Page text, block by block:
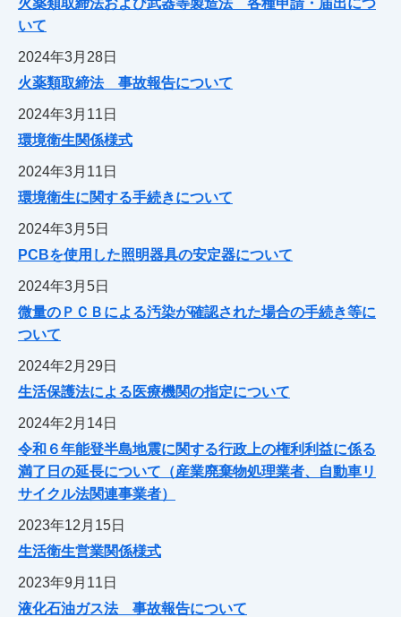
火薬類取締法および武器等製造法 各種申請・届出につ
いて
2024年3月28日
火薬類取締法 事故報告について
2024年3月11日
環境衛生関係様式
2024年3月11日
環境衛生に関する手続きについて
2024年3月5日
PCBを使用した照明器具の安定器について
2024年3月5日
微量のＰＣＢによる汚染が確認された場合の手続き等に
ついて
2024年2月29日
生活保護法による医療機関の指定について
2024年2月14日
令和６年能登半島地震に関する行政上の権利利益に係る
満了日の延長について（産業廃棄物処理業者、自動車リ
サイクル法関連事業者）
2023年12月15日
生活衛生営業関係様式
2023年9月11日
液化石油ガス法 事故報告について